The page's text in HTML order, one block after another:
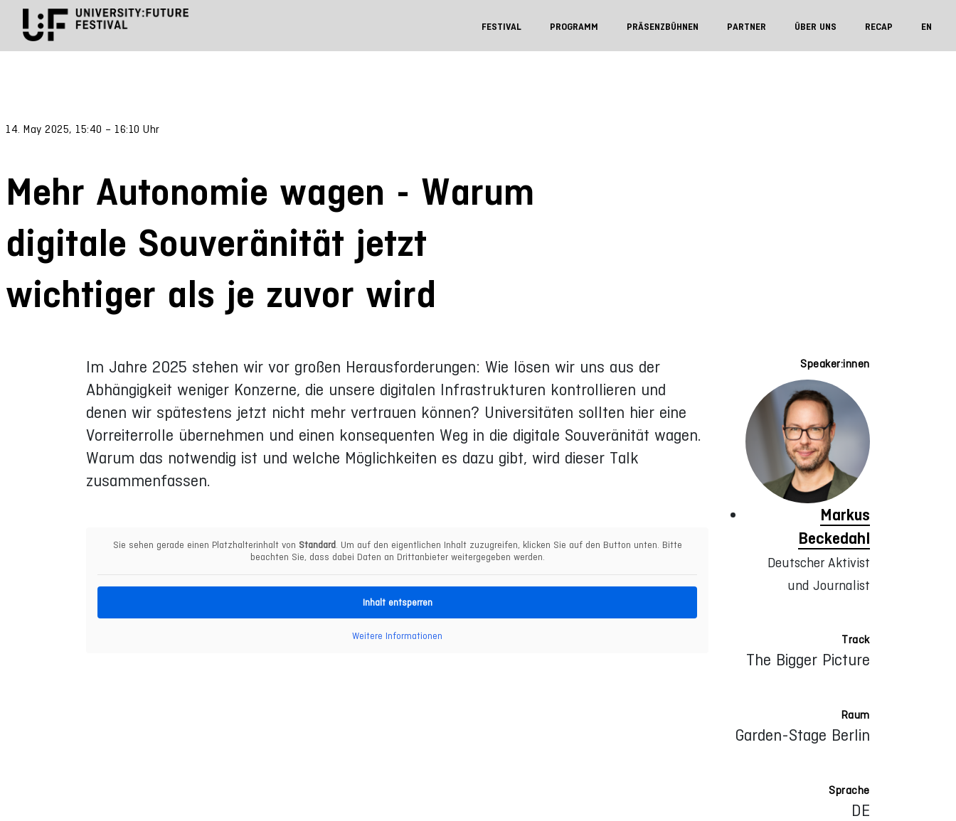
FESTIVAL PROGRAMM PRÄSENZBÜHNEN PARTNER ÜBER UNS RECAP EN
14. May 2025, 15:40 – 16:10 Uhr
Mehr Autonomie wagen - Warum
digitale Souveränität jetzt
wichtiger als je zuvor wird
Im Jahre 2025 stehen wir vor großen Herausforderungen: Wie lösen wir uns aus der
Abhängigkeit weniger Konzerne, die unsere digitalen Infrastrukturen kontrollieren und
denen wir spätestens jetzt nicht mehr vertrauen können? Universitäten sollten hier eine
Vorreiterrolle übernehmen und einen konsequenten Weg in die digitale Souveränität wagen.
Warum das notwendig ist und welche Möglichkeiten es dazu gibt, wird dieser Talk
zusammenfassen.
Sie sehen gerade einen Platzhalterinhalt von Standard . Um auf den eigentlichen Inhalt zuzugreifen, klicken Sie auf den Button unten. Bitte
beachten Sie, dass dabei Daten an Drittanbieter weitergegeben werden.
Inhalt entsperren
Weitere Informationen
Speaker:innen
Markus
Beckedahl
Deutscher Aktivist
und Journalist
Track
The Bigger Picture
Raum
Garden-Stage Berlin
Sprache
DE